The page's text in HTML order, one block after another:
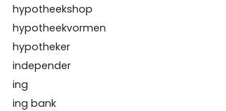
hypotheekshop
hypotheekvormen
hypotheker
independer
ing
ing bank